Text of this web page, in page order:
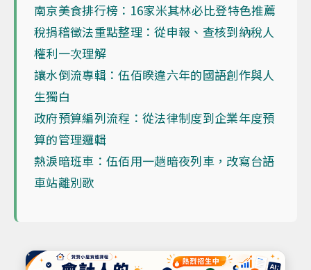
南京美食排行榜：16家米其林必比登特色推薦
稅捐稽徵法重點整理：從申報、查核到納稅人
權利一次理解
讓水倒流專輯：伍佰睽違六年的國語創作與人
生獨白
政府預算編列流程：從法律制度到企業年度預
算的管理邏輯
熱淚暗班車：伍佰用一趟暗夜列車，改寫台語
車站離別歌